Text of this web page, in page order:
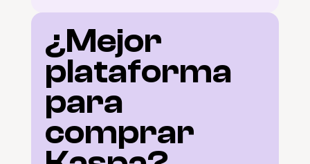
¿Mejor
plataforma
para
comprar